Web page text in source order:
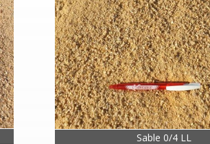
Sable 0/4 LL